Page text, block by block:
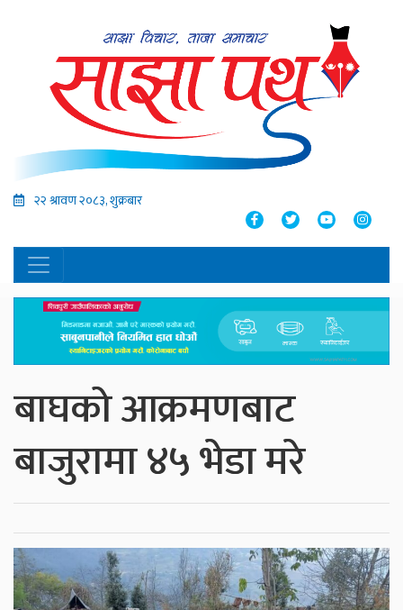
२२ श्रावण २०८३, शुक्रबार
बाघको आक्रमणबाट
बाजुरामा ४५ भेडा मरे